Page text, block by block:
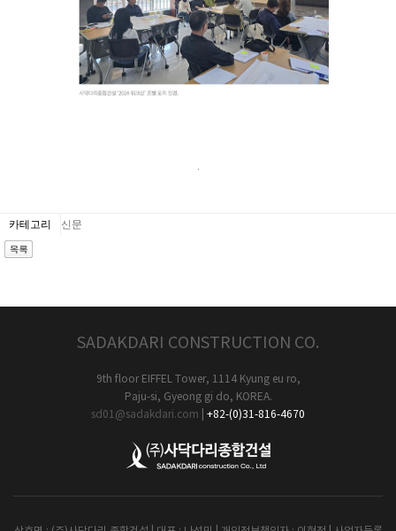
.
카테고리 신문
SADAKDARI CONSTRUCTION CO.
9th floor EIFFEL Tower, 1114 Kyung eu ro,
Paju-si, Gyeong gi do, KOREA.
sd01@sadakdari.com
+82-(0)31-816-4670